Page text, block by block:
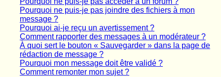
Pourquoi ne puis-je pas joindre des fichiers à mon
message ?
Pourquoi ai-je reçu un avertissement ?
Comment rapporter des messages à un modérateur ?
À quoi sert le bouton « Sauvegarder » dans la page de
rédaction de message ?
Pourquoi mon message doit être validé ?
Comment remonter mon sujet ?